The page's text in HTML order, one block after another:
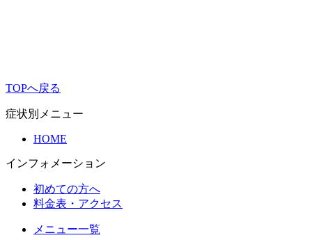
TOPへ戻る
症状別メニュー
HOME
インフォメーション
初めての方へ
料金表・アクセス
メニュー一覧